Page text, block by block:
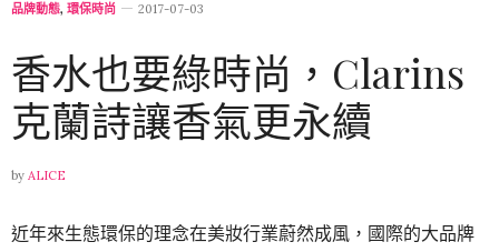
品牌動態, 環保時尚 2017-07-03
香水也要綠時尚，Clarins
克蘭詩讓香氣更永續
by ALICE
近年來生態環保的理念在美妝行業蔚然成風，國際的大品牌